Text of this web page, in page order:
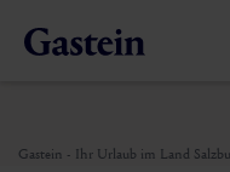
Gastein - Ihr Urlaub im Land